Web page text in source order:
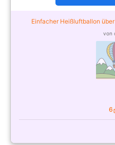
Einfacher Heißluftballon
von
6